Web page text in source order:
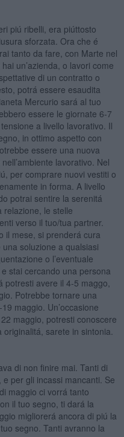
piú ribelli, era piúttosto
sforzata. Ora che é
tanto da fare, con Marte nel
un’azienda, o lavori come
di un contratto o
potrá essere esaudita
Mercurio sará al tuo
essere le giornate 6-7
a livello lavorativo. Il
in ottimo aspetto con
essere una nuova
lavorativo. Nel
per comprare nuovi vestiti o
in forma. A livello
potrai sentire la serenitá
relazione, le stelle
verso il tuo/tua partner.
il mese, si prenderá cura
soluzione a qualsiasi
o l’eventuale
stai cercando una persona
potresti avere il 4-5 maggo,
Potrebbe tornare una
maggio. Un’occasione
maggio, potresti conoscere
sarete in sintonia.
di non finire mai. Tanti di
per gli incassi mancanti. Se
maggio ci vorrá tanto
il tuo segno, ti dará la
migliorerá ancora di piú la
segno. Tanti avranno la